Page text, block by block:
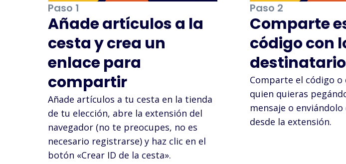
Paso 1
Añade artículos a la
cesta y crea un
enlace para
compartir
Añade artículos a tu cesta en la tienda
de tu elección, abre la extensión del
navegador (no te preocupes, no es
necesario registrarse) y haz clic en el
botón «Crear ID de la cesta».
Paso 2
Comparte
código con
Comparte el código o
quien quieras
mensaje o
desde la extensión.